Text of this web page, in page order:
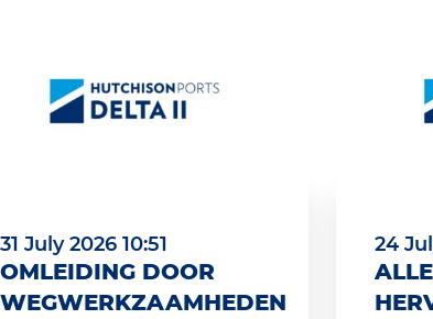
31 July 2026 10:51
OMLEIDING DOOR
WEGWERKZAAMHEDEN
24